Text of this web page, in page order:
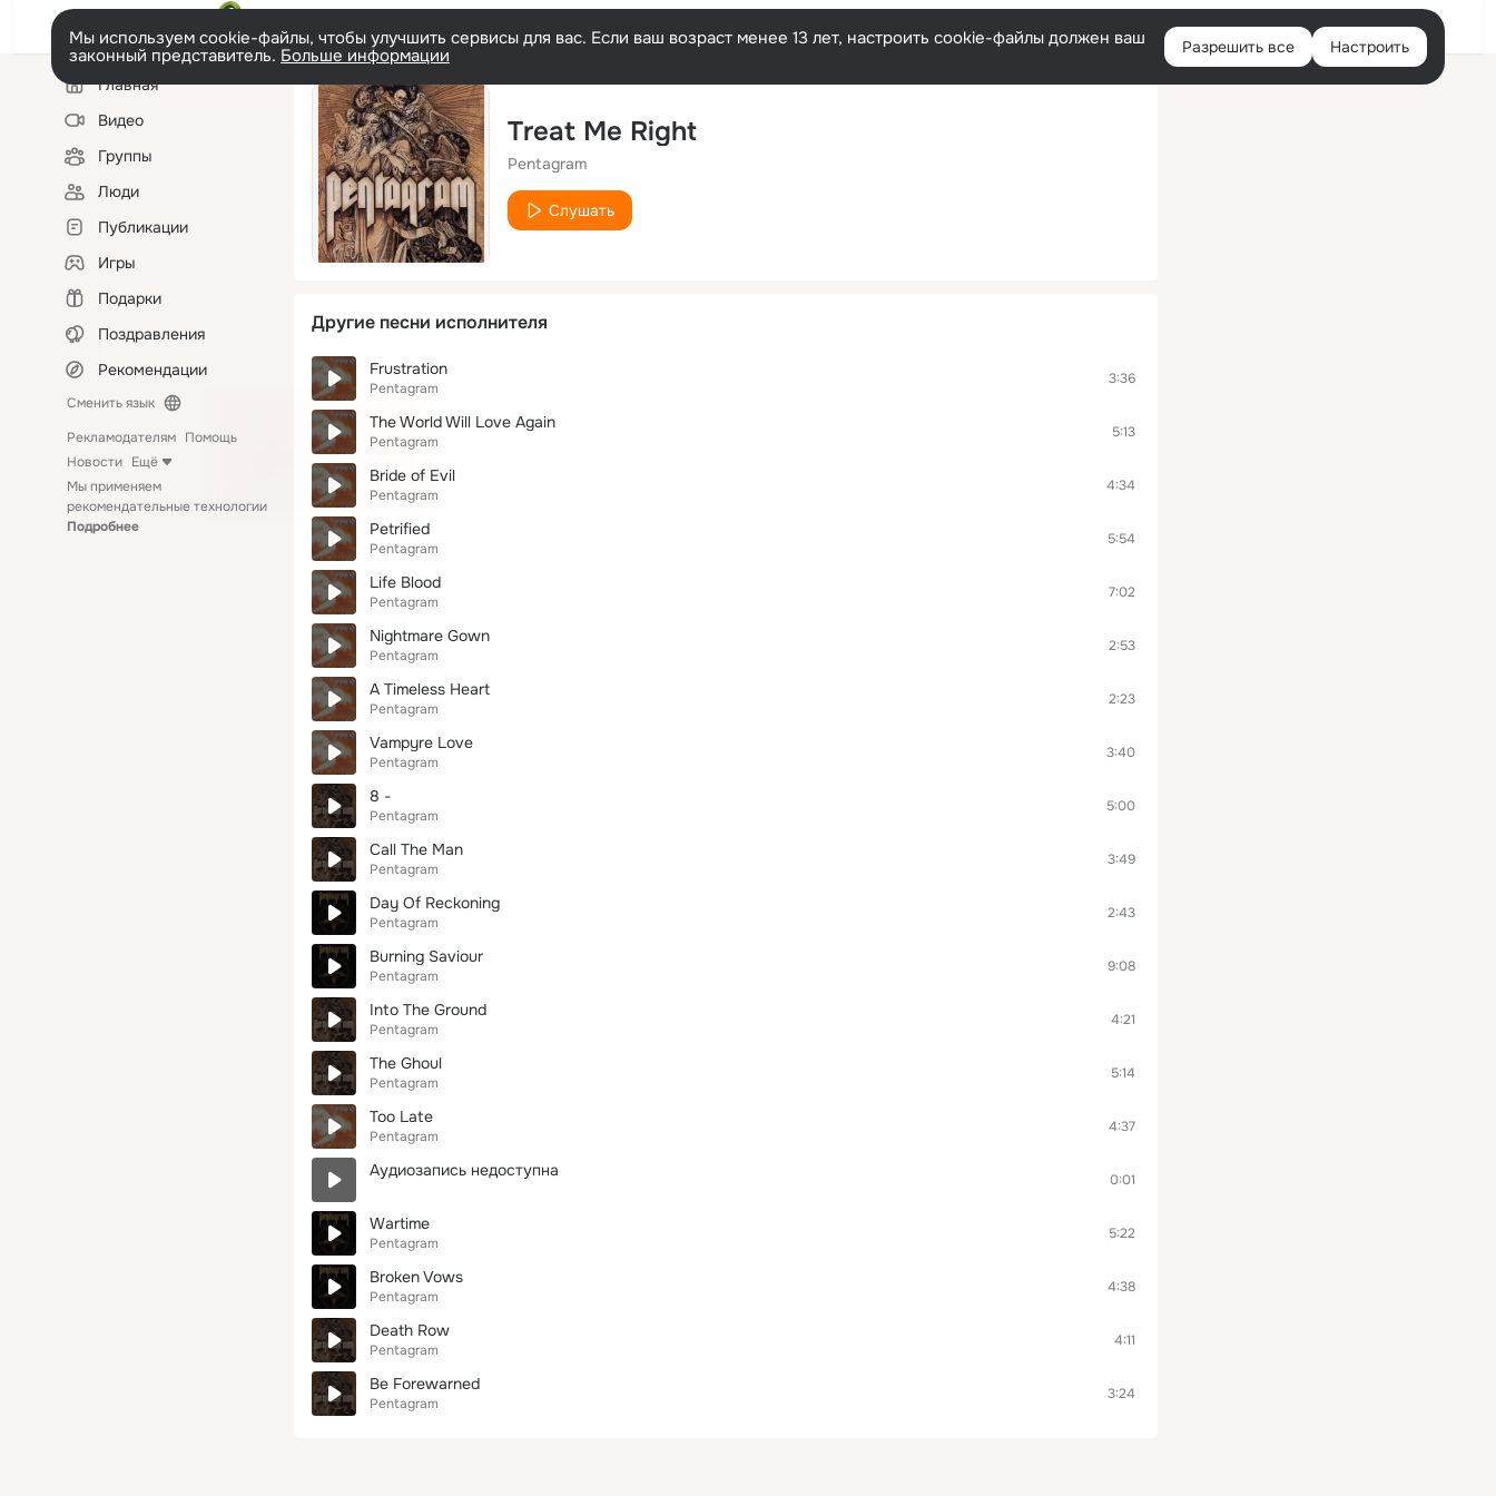
Войти
Мы используем cookie-файлы, чтобы улучшить сервисы для вас. Если ваш возраст менее 13 лет, настроить cookie-файлы должен ваш
законный представитель. Больше информации Разрешить все Настроить
Левая
колонкаГлавная
Видео
Группы
Люди
Публикации
Игры
Подарки
Поздравления
Рекомендации
Сменить язык
Рекламодателям Помощь
Новости Ещё
Мы применяем
рекомендательные технологии
Подробнее
Treat Me Right
Pentagram
Слушать
Другие песни исполнителя
Frustration
Pentagram
3:36
The World Will Love Again
Pentagram
5:13
Bride of Evil
Pentagram
4:34
Petrified
Pentagram
5:54
Life Blood
Pentagram
7:02
Nightmare Gown
Pentagram
2:53
A Timeless Heart
Pentagram
2:23
Vampyre Love
Pentagram
3:40
8 -
Pentagram
5:00
Call The Man
Pentagram
3:49
Day Of Reckoning
Pentagram
2:43
Burning Saviour
Pentagram
9:08
Into The Ground
Pentagram
4:21
The Ghoul
Pentagram
5:14
Too Late
Pentagram
4:37
Аудиозапись недоступна 0:01
Wartime
Pentagram
5:22
Broken Vows
Pentagram
4:38
Death Row
Pentagram
4:11
Be Forewarned
Pentagram
3:24